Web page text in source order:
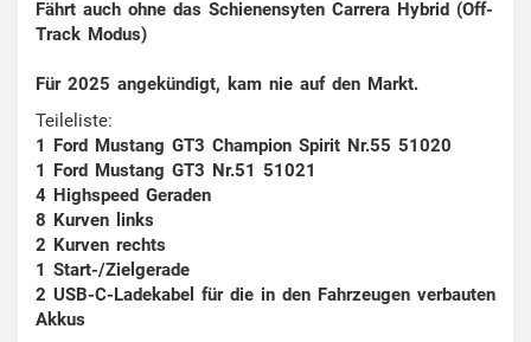
Fährt auch ohne das Schienensyten Carrera Hybrid (Off-
Track Modus)
Für 2025 angekündigt, kam nie auf den Markt.
Teileliste:
1 Ford Mustang GT3 Champion Spirit Nr.55 51020
1 Ford Mustang GT3 Nr.51 51021
4 Highspeed Geraden
8 Kurven links
2 Kurven rechts
1 Start-/Zielgerade
2 USB-C-Ladekabel für die in den Fahrzeugen verbauten
Akkus